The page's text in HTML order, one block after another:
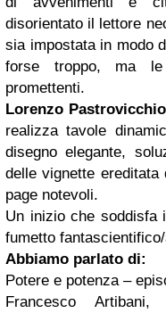
disorientato il lettore
sia impostata in modo
forse troppo, ma
promettenti.
Lorenzo Pastrovicchio
realizza tavole
disegno elegante,
delle vignette
page notevoli.
Un inizio che soddisfa
fumetto
Abbiamo parlato di:
Potere e potenza –
Francesco